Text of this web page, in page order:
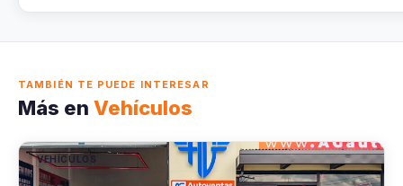
TAMBIÉN TE PUEDE INTERESAR
Más en Vehículos
VEHÍCULOS